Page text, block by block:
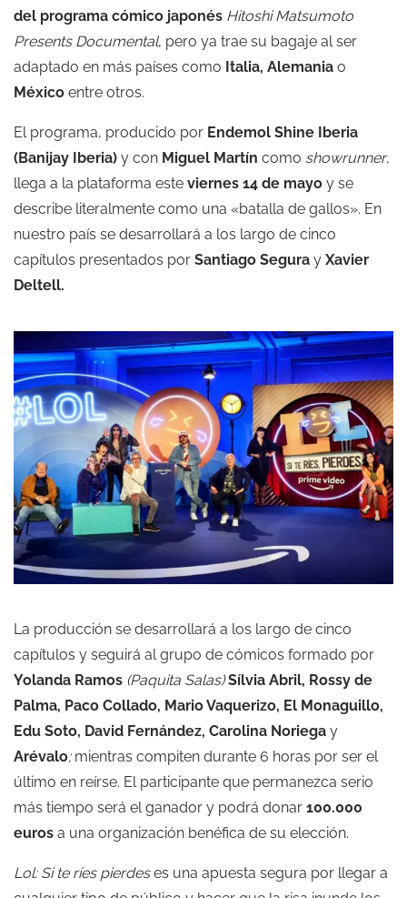
del programa cómico japonés Hitoshi Matsumoto
Presents Documental, pero ya trae su bagaje al ser
adaptado en más países como Italia, Alemania o
México entre otros.
El programa, producido por Endemol Shine Iberia
(Banijay Iberia) y con Miguel Martín como showrunner,
llega a la plataforma este viernes 14 de mayo y se
describe literalmente como una «batalla de gallos». En
nuestro país se desarrollará a los largo de cinco
capítulos presentados por Santiago Segura y Xavier
Deltell.
La producción se desarrollará a los largo de cinco
capítulos y seguirá al grupo de cómicos formado por
Yolanda Ramos (Paquita Salas)Sílvia Abril, Rossy de
Palma, Paco Collado, Mario Vaquerizo, El Monaguillo,
Edu Soto, David Fernández, Carolina Noriega y
Arévalo; mientras compiten durante 6 horas por ser el
último en reírse. El participante que permanezca serio
más tiempo será el ganador y podrá donar 100.000
euros a una organización benéfica de su elección.
Lol: Si te ríes pierdeses una apuesta segura por llegar a